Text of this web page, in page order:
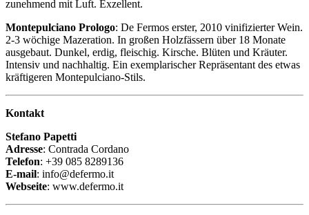
zunehmend mit Luft. Exzellent.
Montepulciano Prologo: De Fermos erster, 2010 vinifizierter Wein.
2-3 wöchige Mazeration. In großen Holzfässern über 18 Monate
ausgebaut. Dunkel, erdig, fleischig. Kirsche. Blüten und Kräuter.
Intensiv und nachhaltig. Ein exemplarischer Repräsentant des etwas
kräftigeren Montepulciano-Stils.
Kontakt
Stefano Papetti
Adresse: Contrada Cordano
Telefon: +39 085 8289136
E-mail: info@defermo.it
Webseite: www.defermo.it